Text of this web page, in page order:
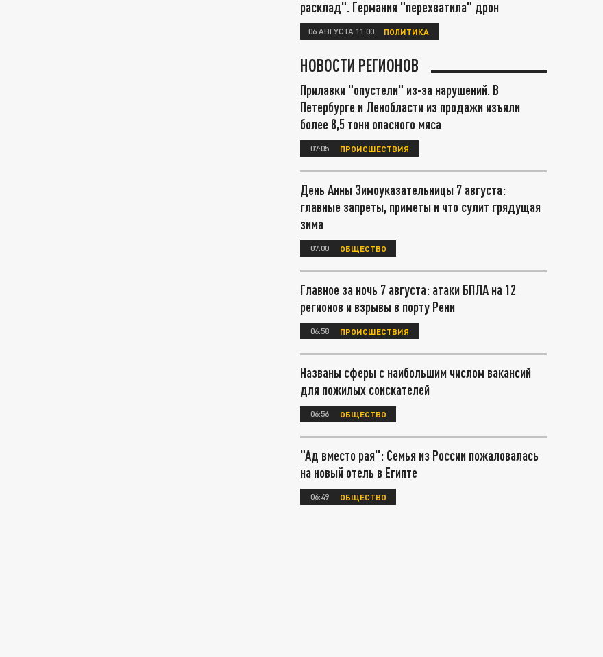
расклад". Германия "перехватила" дрон
06 АВГУСТА 11:00 ПОЛИТИКА
НОВОСТИ РЕГИОНОВ
Прилавки "опустели" из-за нарушений. В
Петербурге и Ленобласти из продажи изъяли
более 8,5 тонн опасного мяса
07:05 ПРОИСШЕСТВИЯ
День Анны Зимоуказательницы 7 августа:
главные запреты, приметы и что сулит грядущая
зима
07:00 ОБЩЕСТВО
Главное за ночь 7 августа: атаки БПЛА на 12
регионов и взрывы в порту Рени
06:58 ПРОИСШЕСТВИЯ
Названы сферы с наибольшим числом вакансий
для пожилых соискателей
06:56 ОБЩЕСТВО
"Ад вместо рая": Семья из России пожаловалась
на новый отель в Египте
06:49 ОБЩЕСТВО